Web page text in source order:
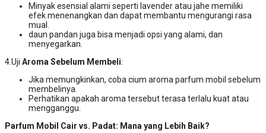
Minyak esensial alami seperti lavender atau jahe memiliki
efek menenangkan dan dapat membantu mengurangi rasa
mual.
daun pandan juga bisa menjadi opsi yang alami, dan
menyegarkan.
4.Uji Aroma Sebelum Membeli:
Jika memungkinkan, coba cium aroma parfum mobil sebelum
membelinya.
Perhatikan apakah aroma tersebut terasa terlalu kuat atau
mengganggu.
Parfum Mobil Cair vs. Padat: Mana yang Lebih Baik?